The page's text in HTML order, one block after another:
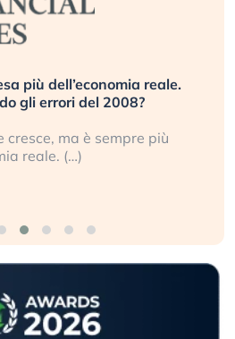
più dell’economia reale.
gli errori del 2008?
cresce, ma è sempre più
reale. (…)